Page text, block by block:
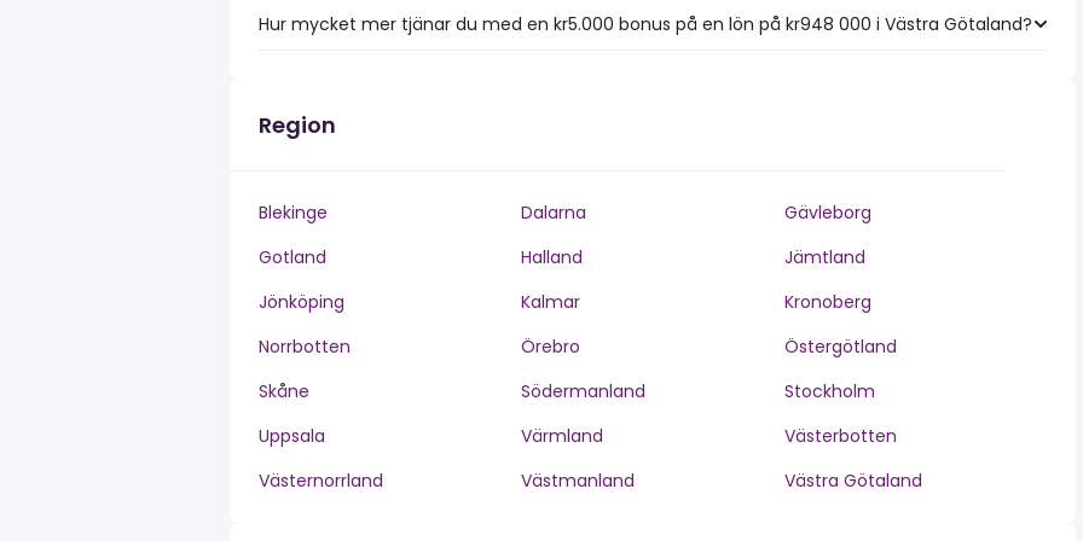
Hur mycket mer tjänar du med en kr5.000 bonus på en lön på kr948 000 i Västra Götaland?
Region
Blekinge Dalarna
Gävleborg
Gotland
Halland
Jämtland
Jönköping
Kalmar
Kronoberg
Norrbotten
Örebro
Östergötland
Skåne
Södermanland
Stockholm
Uppsala
Värmland
Västerbotten
Västernorrland
Västmanland Västra Götaland